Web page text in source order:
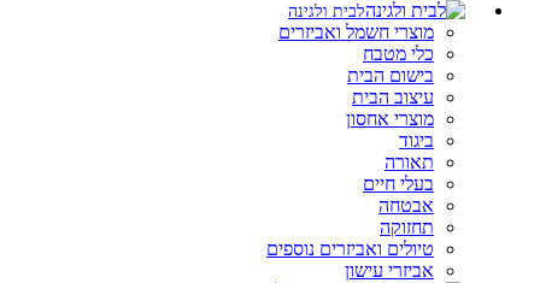
לבית ולגינה
מוצרי חשמל ואביזרים
כלי מטבח
בישום הבית
עיצוב הבית
מוצרי אחסון
ביגוד
תאורה
בעלי חיים
אבטחה
תחזוקה
טיולים ואביזרים נוספים
אביזרי עישון